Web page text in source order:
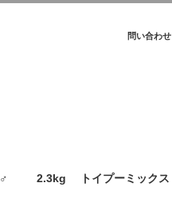
問い合わせ
♂ 2.3kg トイプーミックス